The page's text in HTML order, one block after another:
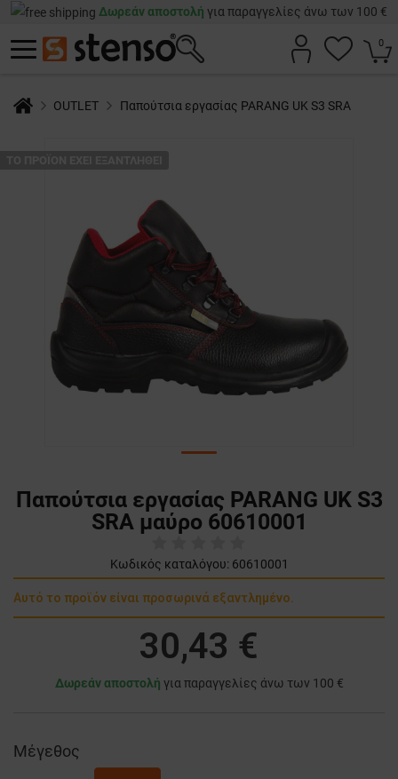
Δωρεάν αποστολή για παραγγελίες άνω των 100 €
0
OUTLET Παπούτσια εργασίας PARANG UK S3 SRA
Παπούτσια εργασίας PARANG UK S3
SRA μαύρο 60610001
Κωδικός καταλόγου: 60610001
Αυτό το προϊόν είναι προσωρινά εξαντλημένο.
30,43 €
Δωρεάν αποστολή για παραγγελίες άνω των 100 €
Μέγεθος